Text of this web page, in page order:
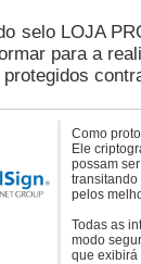
selo LOJA
para a
Como
Ele
possam
transitando
pelos
Todas as
modo
que exibirá